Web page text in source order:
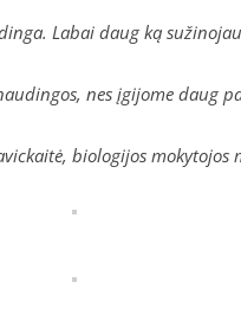
Labai daug ką
nes įgijome
biologijos